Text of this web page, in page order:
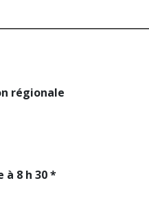
régionale
8 h 30 *